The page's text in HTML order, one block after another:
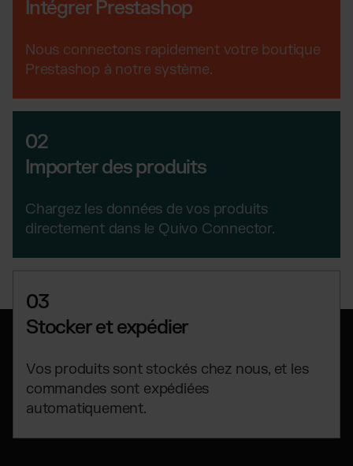
Strato Fulfillment
PrestaShop Fulfillment
Toutes les intégrations
Intégrer Prestashop
Nous connectons rapidement votre boutique
Prestashop à notre système.
02
Importer des produits
Chargez les données de vos produits
directement dans le Quivo Connector.
03
Stocker et expédier
Vos produits sont stockés chez nous, et les
commandes sont expédiées
automatiquement.